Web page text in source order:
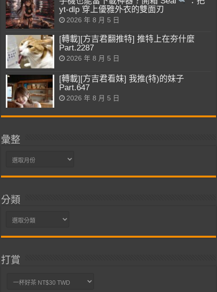
yt-dlp 穿上優雅外衣的雙面刃
2026 年 8 月 5 日
[轉載][方吉君翻推特] 推特上在夯什麼
Part.2287
2026 年 8 月 5 日
[轉載][方吉君看妹] 我推(特)的妹子
Part.647
2026 年 8 月 5 日
彙整
彙
分類
分
打賞